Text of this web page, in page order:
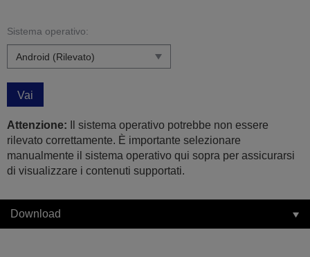
Sistema operativo:
Vai
Attenzione: Il sistema operativo potrebbe non essere
rilevato correttamente. È importante selezionare
manualmente il sistema operativo qui sopra per assicurarsi
di visualizzare i contenuti supportati.
Download